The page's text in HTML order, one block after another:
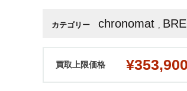
カテゴリー chronomat ,
買取上限価格